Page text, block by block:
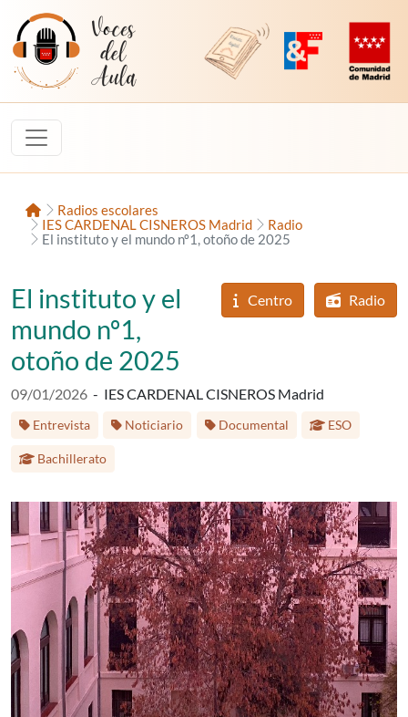
Saltar al contenido
Voces del Aula
Revista Digital de EducaMadrid
Plataforma de
InicioRadios escolares
IES CARDENAL CISNEROS Madrid
Radio
El instituto y el mundo nº1, otoño de 2025
Centro Radio
El instituto y el
mundo nº1,
otoño de 2025
Fecha de publicación:
09/01/2026 - IES CARDENAL CISNEROS Madrid
Etiquetas:
Entrevista Noticiario Documental ESO
Bachillerato